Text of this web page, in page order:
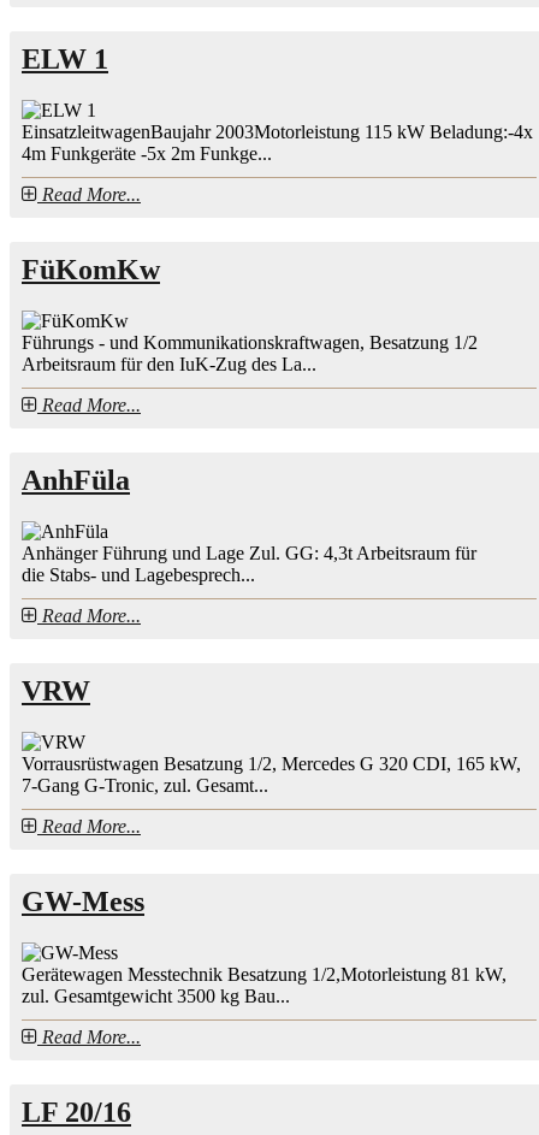
ELW 1
EinsatzleitwagenBaujahr 2003Motorleistung 115 kW Beladung:-4x
4m Funkgeräte -5x 2m Funkge...
Read More...
FüKomKw
Führungs - und Kommunikationskraftwagen, Besatzung 1/2
Arbeitsraum für den IuK-Zug des La...
Read More...
AnhFüla
Anhänger Führung und Lage Zul. GG: 4,3t Arbeitsraum für
die Stabs- und Lagebesprech...
Read More...
VRW
Vorrausrüstwagen Besatzung 1/2, Mercedes G 320 CDI, 165 kW,
7-Gang G-Tronic, zul. Gesamt...
Read More...
GW-Mess
Gerätewagen Messtechnik Besatzung 1/2,Motorleistung 81 kW,
zul. Gesamtgewicht 3500 kg Bau...
Read More...
LF 20/16